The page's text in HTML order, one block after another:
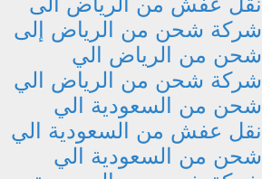
شركة شحن من الرياض إلى
شحن من الرياض الي
شركة شحن من الرياض الي
شحن من السعودية الي
نقل عفش من السعودية الي
شحن من السعودية الي